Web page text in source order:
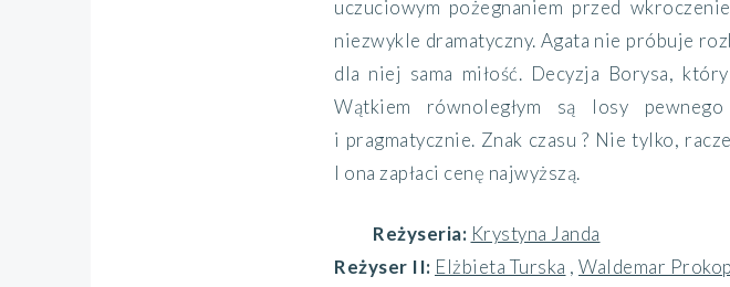
uczuciowym pożegnaniem przed
niezwykle dramatyczny. Agata nie próbuje
dla niej sama miłość. Decyzja Borysa,
Wątkiem równoległym są losy
i pragmatycznie. Znak czasu ? Nie tylko,
I ona zapłaci cenę najwyższą.
Reżyseria: Krystyna Janda
Reżyser II: Elżbieta Turska , Waldemar